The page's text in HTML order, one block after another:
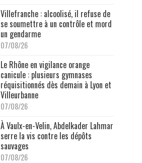
Villefranche : alcoolisé, il refuse de
se soumettre à un contrôle et mord
un gendarme
07/08/26
Le Rhône en vigilance orange
canicule : plusieurs gymnases
réquisitionnés dès demain à Lyon et
Villeurbanne
07/08/26
À Vaulx-en-Velin, Abdelkader Lahmar
serre la vis contre les dépôts
sauvages
07/08/26